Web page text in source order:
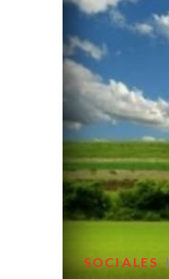
SOCIALES